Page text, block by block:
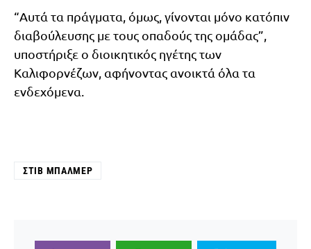
“Αυτά τα πράγματα, όμως, γίνονται μόνο κατόπιν
διαβούλευσης με τους οπαδούς της ομάδας”,
υποστήριξε ο διοικητικός ηγέτης των
Καλιφορνέζων, αφήνοντας ανοικτά όλα τα
ενδεχόμενα.
ΣΤΙΒ ΜΠΆΛΜΕΡ